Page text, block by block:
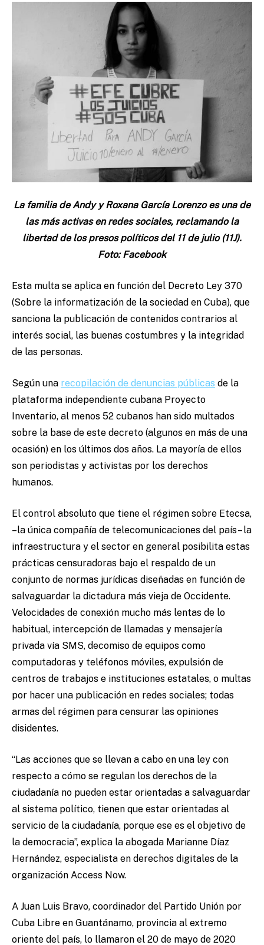
La familia de Andy y Roxana García Lorenzo es una de
las más activas en redes sociales, reclamando la
libertad de los presos políticos del 11 de julio (11J).
Foto: Facebook
Esta multa se aplica en función del Decreto Ley 370
(Sobre la informatización de la sociedad en Cuba), que
sanciona la publicación de contenidos contrarios al
interés social, las buenas costumbres y la integridad
de las personas.
Según una recopilación de denuncias públicas de la
plataforma independiente cubana Proyecto
Inventario, al menos 52 cubanos han sido multados
sobre la base de este decreto (algunos en más de una
ocasión) en los últimos dos años. La mayoría de ellos
son periodistas y activistas por los derechos
humanos.
El control absoluto que tiene el régimen sobre Etecsa,
–la única compañía de telecomunicaciones del país– la
infraestructura y el sector en general posibilita estas
prácticas censuradoras bajo el respaldo de un
conjunto de normas jurídicas diseñadas en función de
salvaguardar la dictadura más vieja de Occidente.
Velocidades de conexión mucho más lentas de lo
habitual, intercepción de llamadas y mensajería
privada vía SMS, decomiso de equipos como
computadoras y teléfonos móviles, expulsión de
centros de trabajos e instituciones estatales, o multas
por hacer una publicación en redes sociales; todas
armas del régimen para censurar las opiniones
disidentes.
“Las acciones que se llevan a cabo en una ley con
respecto a cómo se regulan los derechos de la
ciudadanía no pueden estar orientadas a salvaguardar
al sistema político, tienen que estar orientadas al
servicio de la ciudadanía, porque ese es el objetivo de
la democracia”, explica la abogada Marianne Díaz
Hernández, especialista en derechos digitales de la
organización Access Now.
A Juan Luis Bravo, coordinador del Partido Unión por
Cuba Libre en Guantánamo, provincia al extremo
oriente del país, lo llamaron el 20 de mayo de 2020